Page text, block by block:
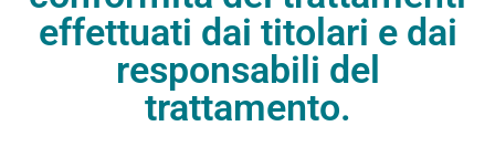
effettuati dai titolari e dai
responsabili del
trattamento.